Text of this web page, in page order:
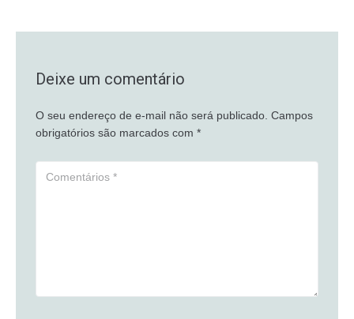
Deixe um comentário
O seu endereço de e-mail não será publicado. Campos
obrigatórios são marcados com *